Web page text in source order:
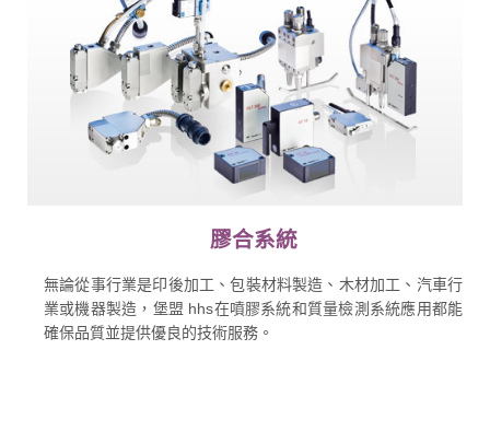
膠合系統
無論從事行業是印後加工、包裝材料製造、木材加工、汽車行
業或機器製造，堡盟 hhs在噴膠系統和質量檢測系統應用都能
確保品質並提供優良的技術服務。